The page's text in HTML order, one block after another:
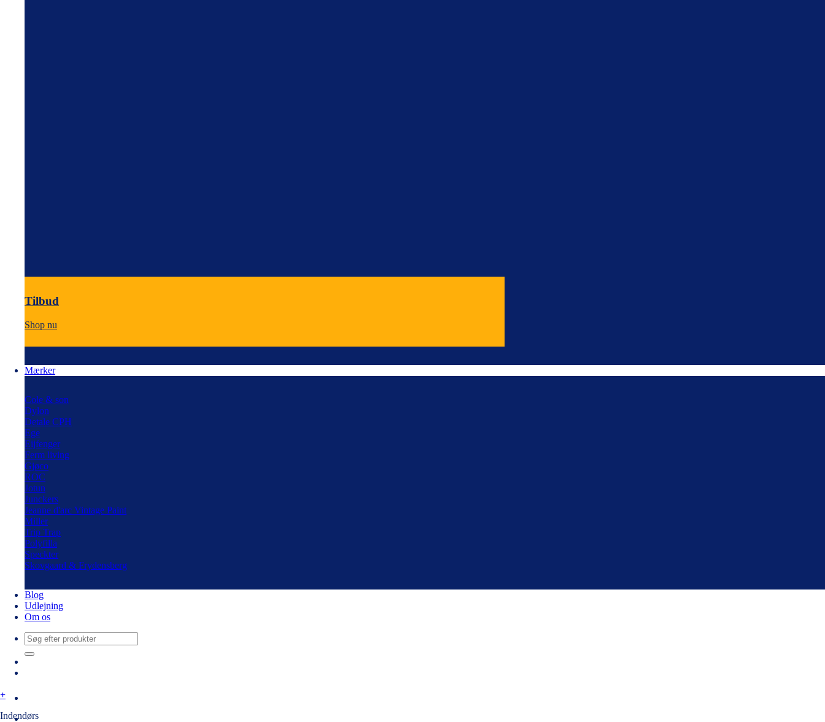
Tilbud
Shop nu
Mærker
Cole & son
Dylon
Detale CPH
Ege
Eijfenger
Ferm living
Gjøco
ROC
Jotun
Junckers
Jeanne d'arc Vintage Paint
Miller
Trip Trap
Polyfilla
Speckter
Skovgaard & Frydensberg
Blog
Udlejning
Om os
Søg
efter:
+
Indendørs